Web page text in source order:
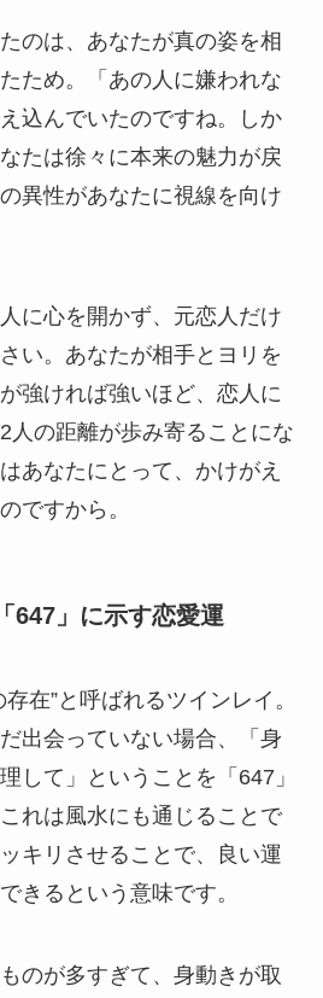
のは、あなたが真の姿を相
ため。「あの人に嫌われな
込んでいたのですね。しか
たは徐々に本来の魅力が戻
異性があなたに視線を向け
に心を開かず、元恋人だけ
い。あなたが相手とヨリを
強ければ強いほど、恋人に
人の距離が歩み寄ることにな
あなたにとって、かけがえ
ですから。
647」に示す恋愛運
在”と呼ばれるツインレイ。
出会っていない場合、「身
して」ということを「647」
れは風水にも通じることで
キリさせることで、良い運
きるという意味です。
のが多すぎて、身動きが取